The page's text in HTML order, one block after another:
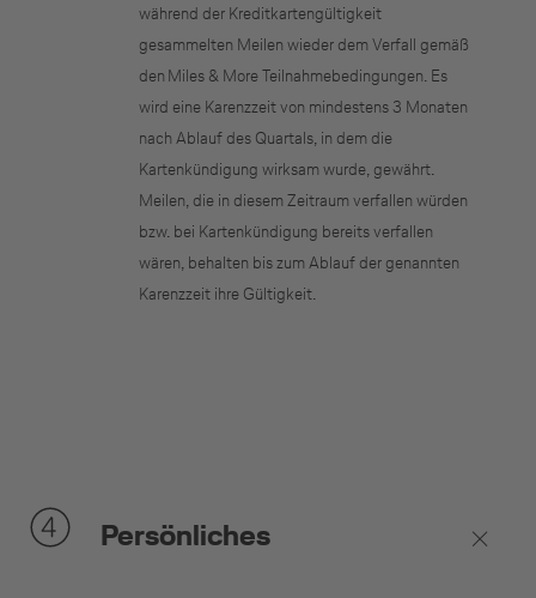
während der Kreditkartengültigkeit
gesammelten Meilen wieder dem Verfall gemäß
den Miles & More Teilnahmebedingungen. Es
wird eine Karenzzeit von mindestens 3 Monaten
nach Ablauf des Quartals, in dem die
Kartenkündigung wirksam wurde, gewährt.
Meilen, die in diesem Zeitraum verfallen würden
bzw. bei Kartenkündigung bereits verfallen
wären, behalten bis zum Ablauf der genannten
Karenzzeit ihre Gültigkeit.
Persönliches
(z.B. e.K., Personengesellschaft (inkl. GbR),